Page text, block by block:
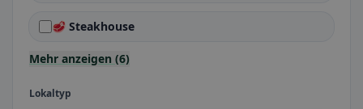
🥩 Steakhouse
Mehr anzeigen (6)
Lokaltyp